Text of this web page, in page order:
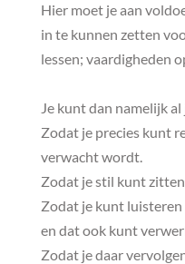
Hier moet je aan
in te kunnen zetten
lessen; vaardigheden
Je kunt dan namelijk
Zodat je precies kunt
verwacht wordt.
Zodat je stil kunt
Zodat je kunt
en dat ook kunt
Zodat je daar